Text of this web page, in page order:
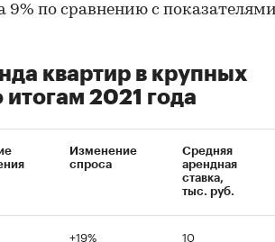
9% по сравнению с
квартир в крупных
2021 года
Изменение
спроса
Средняя
арендная
ставка,
тыс. руб.
+19% 10